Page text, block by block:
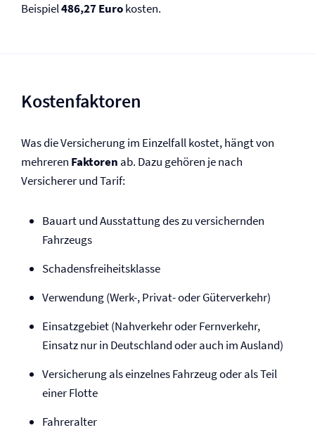
Beispiel486,27 Eurokosten.
Kostenfaktoren
Was die Versicherung im Einzelfall kostet, hängt von
mehreren Faktoren ab. Dazu gehören je nach
Versicherer und Tarif:
Bauart und Ausstattung des zu versichernden
Fahrzeugs
Schadensfreiheitsklasse
Verwendung (Werk-, Privat- oder Güterverkehr)
Einsatzgebiet (Nahverkehr oder Fernverkehr,
Einsatz nur in Deutschland oder auch im Ausland)
Versicherung als einzelnes Fahrzeug oder als Teil
einer Flotte
Fahreralter